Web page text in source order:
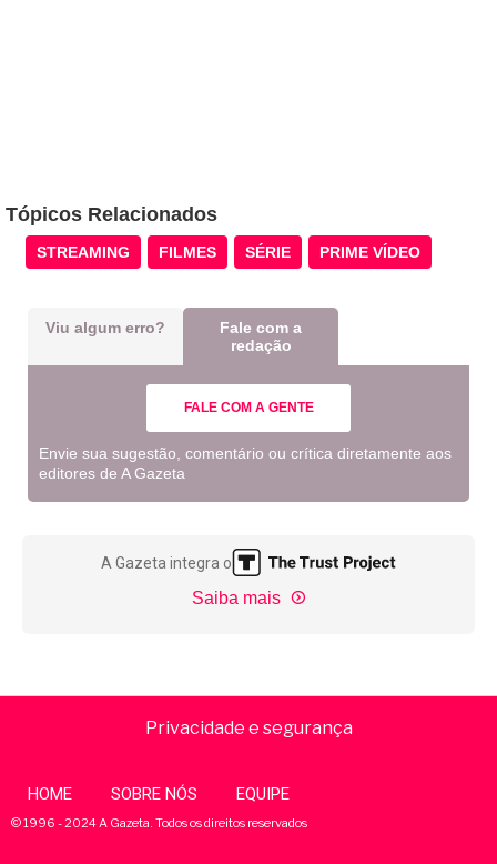
Tópicos Relacionados
STREAMING FILMES SÉRIE PRIME VÍDEO
Viu algum erro?
Fale com a
redação
FALE COM A GENTE
Envie sua sugestão, comentário ou crítica diretamente aos
editores de A Gazeta
A Gazeta integra o
Saiba mais
Privacidade e segurança
HOME SOBRE NÓS EQUIPE
© 1996 - 2024 A Gazeta. Todos os direitos reservados